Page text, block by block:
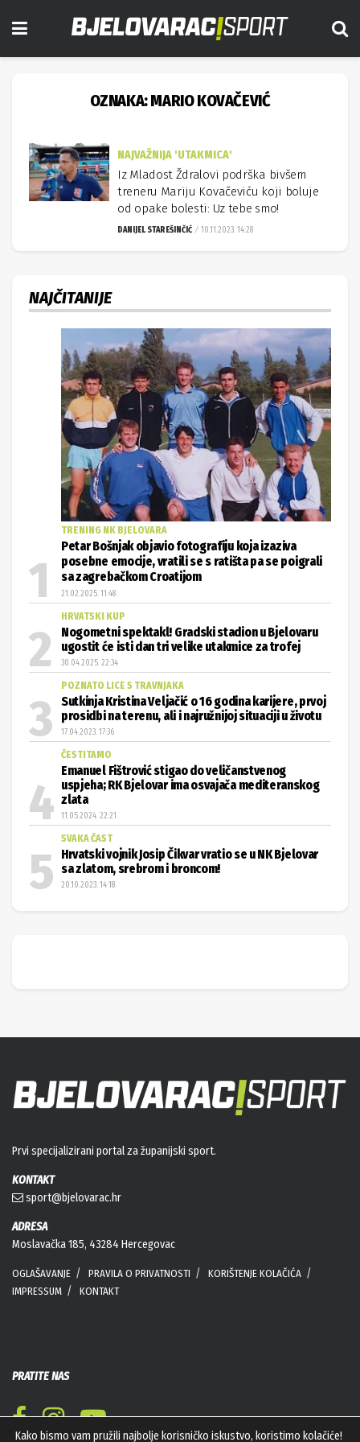
OZNAKA:MARIO KOVAČEVIĆ
NAJVAŽNIJA 'UTAKMICA'
Iz Mladost Ždralovi podrška bivšem
treneru Mariju Kovačeviću koji boluje
od opake bolesti: Uz tebe smo!
DANIJEL STAREŠINČIĆ 10.11.2023. 14:28
NAJČITANIJE
TRENING NK BJELOVARA
Petar Bošnjak objavio fotografiju koja izaziva
posebne emocije, vratili se s ratišta pa se poigrali
sa zagrebačkom Croatijom
21.02.2025. 11:48
HRVATSKI KUP
Nogometni spektakl! Gradski stadion u Bjelovaru
ugostit će isti dan tri velike utakmice za trofej
30.04.2025. 22:34
POZNATO LICE S TRAVNJAKA
Sutkinja Kristina Veljačić o 16 godina karijere, prvoj
prosidbi na terenu, ali i najružnijoj situaciji u životu
17.04.2023. 17:36
ČESTITAMO
Emanuel Fištrović stigao do veličanstvenog
uspjeha; RK Bjelovar ima osvajača mediteranskog
zlata
11.05.2024. 22:21
SVAKA ČAST
Hrvatski vojnik Josip Čikvar vratio se u NK Bjelovar
sa zlatom, srebrom i broncom!
20.10.2023. 14:18
Prvi specijalizirani portal za županijski sport.
KONTAKT
sport@bjelovarac.hr
ADRESA
Moslavačka 185, 43284 Hercegovac
OGLAŠAVANJE PRAVILA O PRIVATNOSTI
KORIŠTENJE KOLAČIĆA
IMPRESSUM
KONTAKT
PRATITE NAS
Kako bismo vam pružili najbolje korisničko iskustvo, koristimo kolačiće!